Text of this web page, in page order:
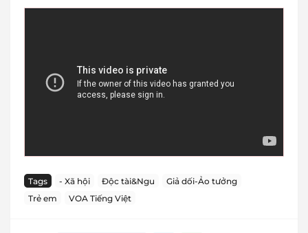
Tags - Xã hội Độc tài&Ngu
Giả dối-Ảo tưởng
Trẻ em
VOA Tiếng Việt